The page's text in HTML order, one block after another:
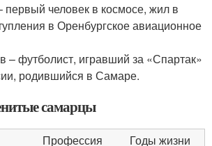
человек в космосе, жил в
в Оренбургское авиационное
– футболист, игравший за «Спартак»
родившийся в Самаре.
самарцы
Профессия
Годы жизни